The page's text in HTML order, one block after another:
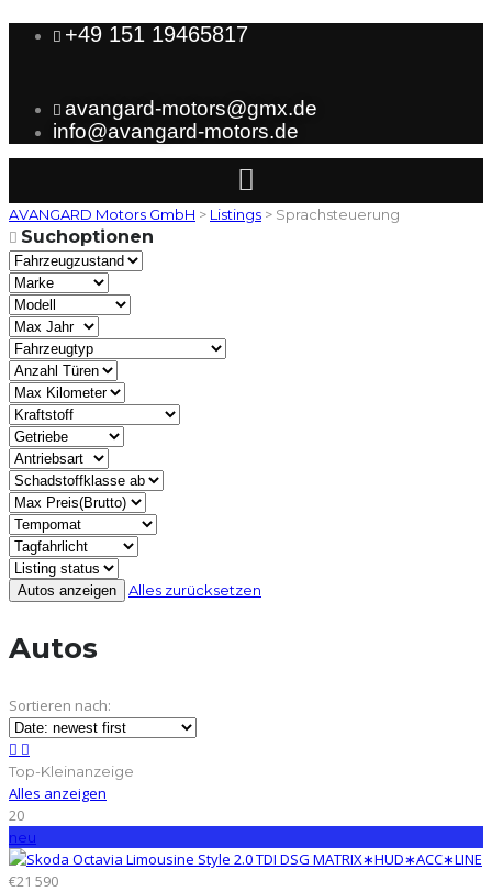
+49 151 19465817
avangard-motors@gmx.de
info@avangard-motors.de
AVANGARD Motors GmbH > Listings > Sprachsteuerung
Suchoptionen
Alles zurücksetzen
Autos
Sortieren nach:
Top-Kleinanzeige
Alles anzeigen
20
neu
€21 590